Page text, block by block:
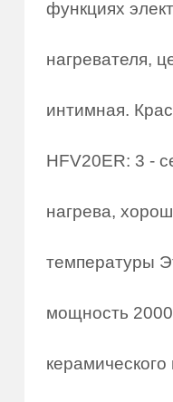
функциях
нагревателя,
интимная.
HFV20ER: 3 -
нагрева,
температуры
мощность